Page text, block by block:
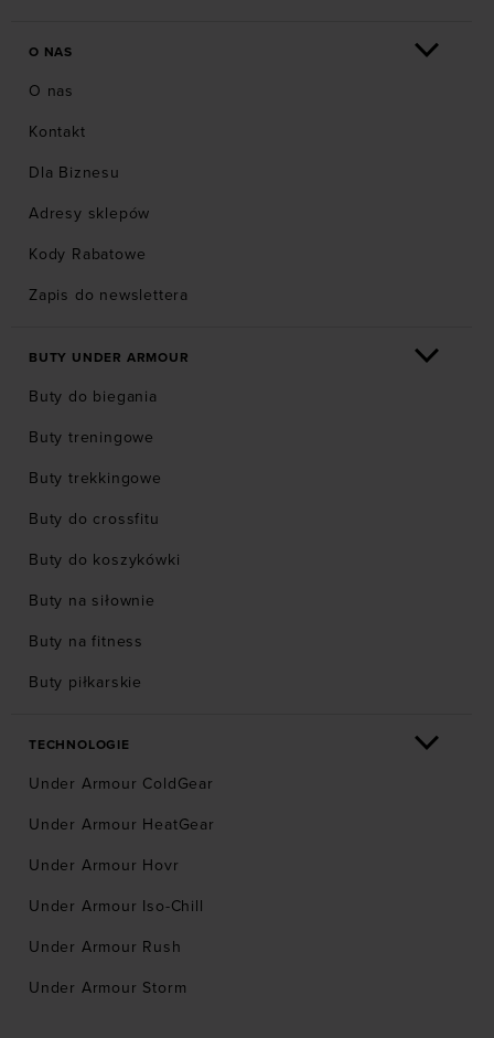
O NAS
O nas
Kontakt
Dla Biznesu
Adresy sklepów
Kody Rabatowe
Zapis do newslettera
BUTY UNDER ARMOUR
Buty do biegania
Buty treningowe
Buty trekkingowe
Buty do crossfitu
Buty do koszykówki
Buty na siłownie
Buty na fitness
Buty piłkarskie
TECHNOLOGIE
Under Armour ColdGear
Under Armour HeatGear
Under Armour Hovr
Under Armour Iso-Chill
Under Armour Rush
Under Armour Storm